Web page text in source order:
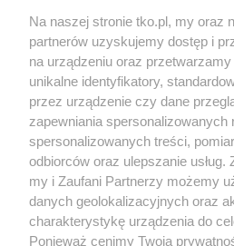
Pokaż więcej
Reklama Tematy Archiwum
Na naszej stronie tko.pl, my oraz
partnerów uzyskujemy dostęp i
na urządzeniu oraz
unikalne identyfikatory,
przez urządzenie czy dane
zapewniania spersonalizowanych
spersonalizowanych treści,
odbiorców oraz ulepszanie
my i Zaufani Partnerzy możemy
danych geolokalizacyjnych oraz
charakterystykę urządzenia do
Ponieważ cenimy Twoją